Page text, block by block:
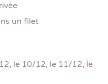
un filet
le 10/12, le 11/12, le